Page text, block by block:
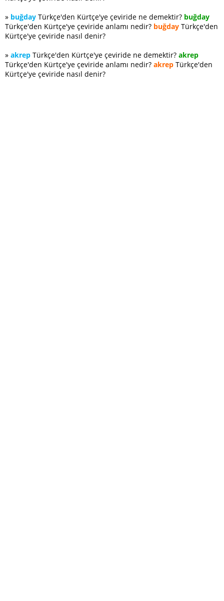
» buğday Türkçe'den Kürtçe'ye çeviride ne demektir? buğday
Türkçe'den Kürtçe'ye çeviride anlamı nedir? buğday Türkçe'den
Kürtçe'ye çeviride nasıl denir?
» akrep Türkçe'den Kürtçe'ye çeviride ne demektir? akrep
Türkçe'den Kürtçe'ye çeviride anlamı nedir? akrep Türkçe'den
Kürtçe'ye çeviride nasıl denir?